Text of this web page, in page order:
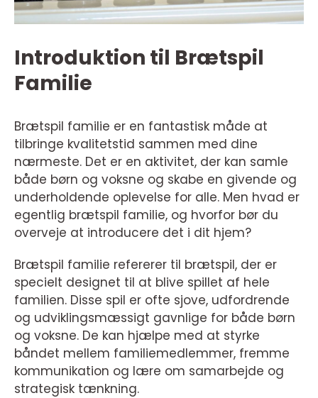
Introduktion til Brætspil
Familie
Brætspil familie er en fantastisk måde at
tilbringe kvalitetstid sammen med dine
nærmeste. Det er en aktivitet, der kan samle
både børn og voksne og skabe en givende og
underholdende oplevelse for alle. Men hvad er
egentlig brætspil familie, og hvorfor bør du
overveje at introducere det i dit hjem?
Brætspil familie refererer til brætspil, der er
specielt designet til at blive spillet af hele
familien. Disse spil er ofte sjove, udfordrende
og udviklingsmæssigt gavnlige for både børn
og voksne. De kan hjælpe med at styrke
båndet mellem familiemedlemmer, fremme
kommunikation og lære om samarbejde og
strategisk tænkning.